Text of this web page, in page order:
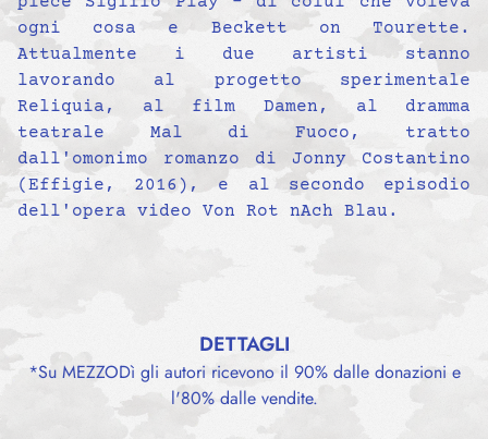
ogni cosa e Beckett on Tourette.
Attualmente i due artisti stanno
lavorando al progetto sperimentale
Reliquia, al film Damen, al dramma
teatrale Mal di Fuoco, tratto
dall'omonimo romanzo di Jonny Costantino
(Effigie, 2016), e al secondo episodio
dell'opera video Von Rot nAch Blau.
DETTAGLI
*Su MEZZODì gli autori ricevono il 90% dalle donazioni e
l'80% dalle vendite.